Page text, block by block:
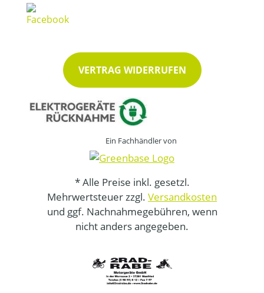
VERTRAG WIDERRUFEN
Ein Fachhändler von
* Alle Preise inkl. gesetzl.
Mehrwertsteuer zzgl. Versandkosten
und ggf. Nachnahmegebühren, wenn
nicht anders angegeben.